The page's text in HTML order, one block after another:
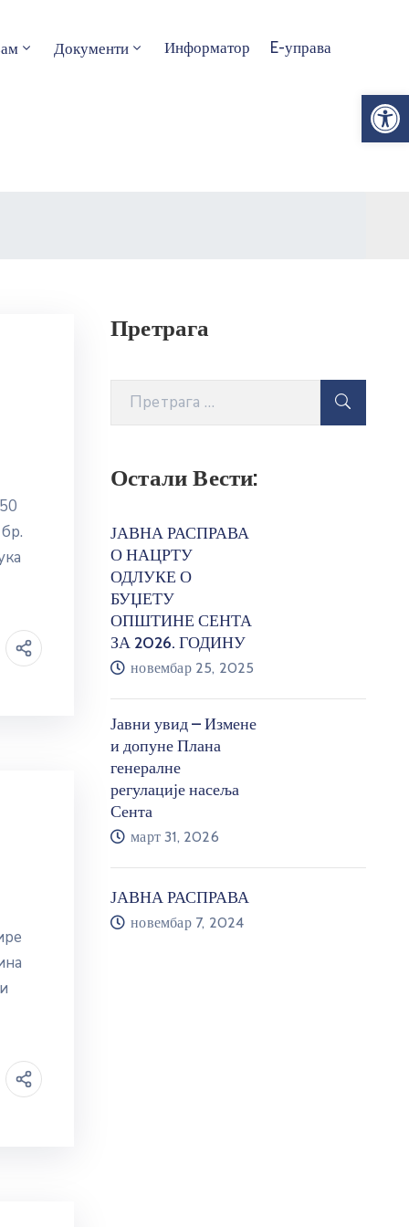
Документи Информатор E-управа
Претрага
Остали Вести:
ЈАВНА РАСПРАВА
О НАЦРТУ
ОДЛУКЕ О
БУЏЕТУ
ОПШТИНЕ СЕНТА
ЗА 2026. ГОДИНУ
новембар 25, 2025
Јавни увид – Измене
и допуне Плана
генералне
регулације насеља
Сента
март 31, 2026
ЈАВНА РАСПРАВА
новембар 7, 2024